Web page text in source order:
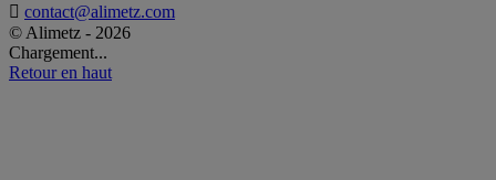
 contact@alimetz.com
© Alimetz - 2026
Chargement...
Retour en haut